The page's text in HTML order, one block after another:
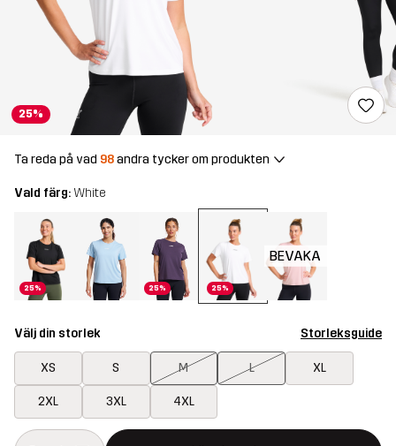
25%
Ta reda på vad 98andra tycker om produkten
Vald färg: White
25% 25% 25%
BEVAKA
Välj din storlek Storleksguide
XS S M L XL
2XL 3XL 4XL
Denna knapp kommer att öppna en modal som bekräftar en ny
{{size}} inte tillgänglig